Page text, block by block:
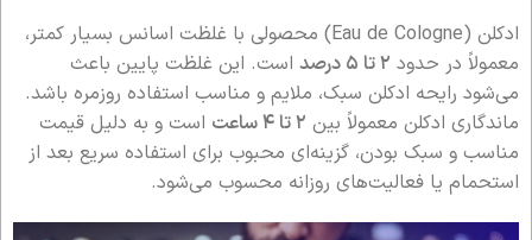
ادکلن (Eau de Cologne) محصولی با غلظت اسانس بسیار کمتر،
معمولاً در حدود ۲ تا ۵ درصد
است. این غلظت پایین باعث
می‌شود رایحه ادکلن سبک، ملایم و مناسب استفاده روزمره باشد.
ماندگاری ادکلن معمولاً بین ۲ تا ۴ ساعت
است و به دلیل قیمت
مناسب و سبک بودن، گزینه‌ای محبوب برای استفاده سریع بعد از
استحمام یا فعالیت‌های روزانه محسوب می‌شود.